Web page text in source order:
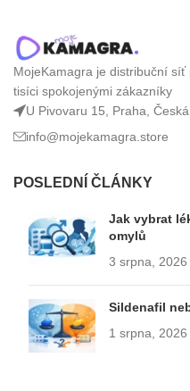
MojeKamagra je distribuční
tisíci spokojenými zákazníky
U Pivovaru 15, Praha,
info@mojekamagra.store
POSLEDNÍ ČLÁNKY
Jak vybrat
omylů
3 srpna, 2026
Sildenafil
1 srpna, 2026